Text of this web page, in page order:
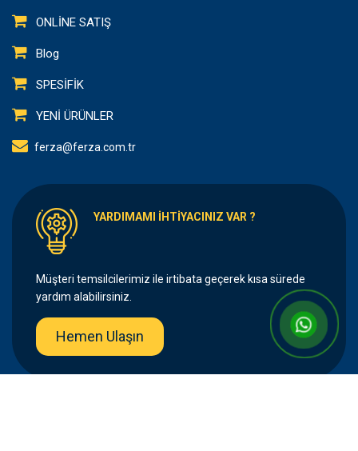
ONLİNE SATIŞ
Blog
SPESİFİK
YENİ ÜRÜNLER
ferza@ferza.com.tr
YARDIMAMI İHTİYACINIZ VAR ?
Müşteri temsilcilerimiz ile irtibata geçerek kısa sürede
yardım alabilirsiniz.
Hemen Ulaşın